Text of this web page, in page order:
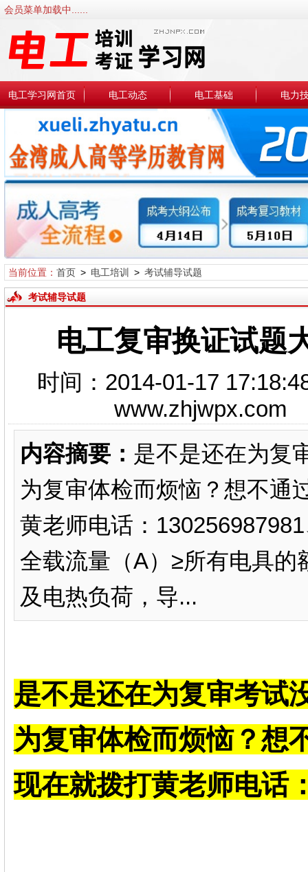
会员菜单加载中......
电工学习网首页 电工动态 电工基础 电力
当前位置： 首页> 电工培训 > 考试辅导试题
考试辅导试题
电工复审换证试题
时间：2014-01-17
内容摘要： 是不是还在为复
为复审体检而烦恼？想不通
黄老师电话：
全载流量（A）≥所有电具
及电热负荷，导...
是不是还在为复审考试
为复审体检而烦恼？想
现在就拨打黄老师电话